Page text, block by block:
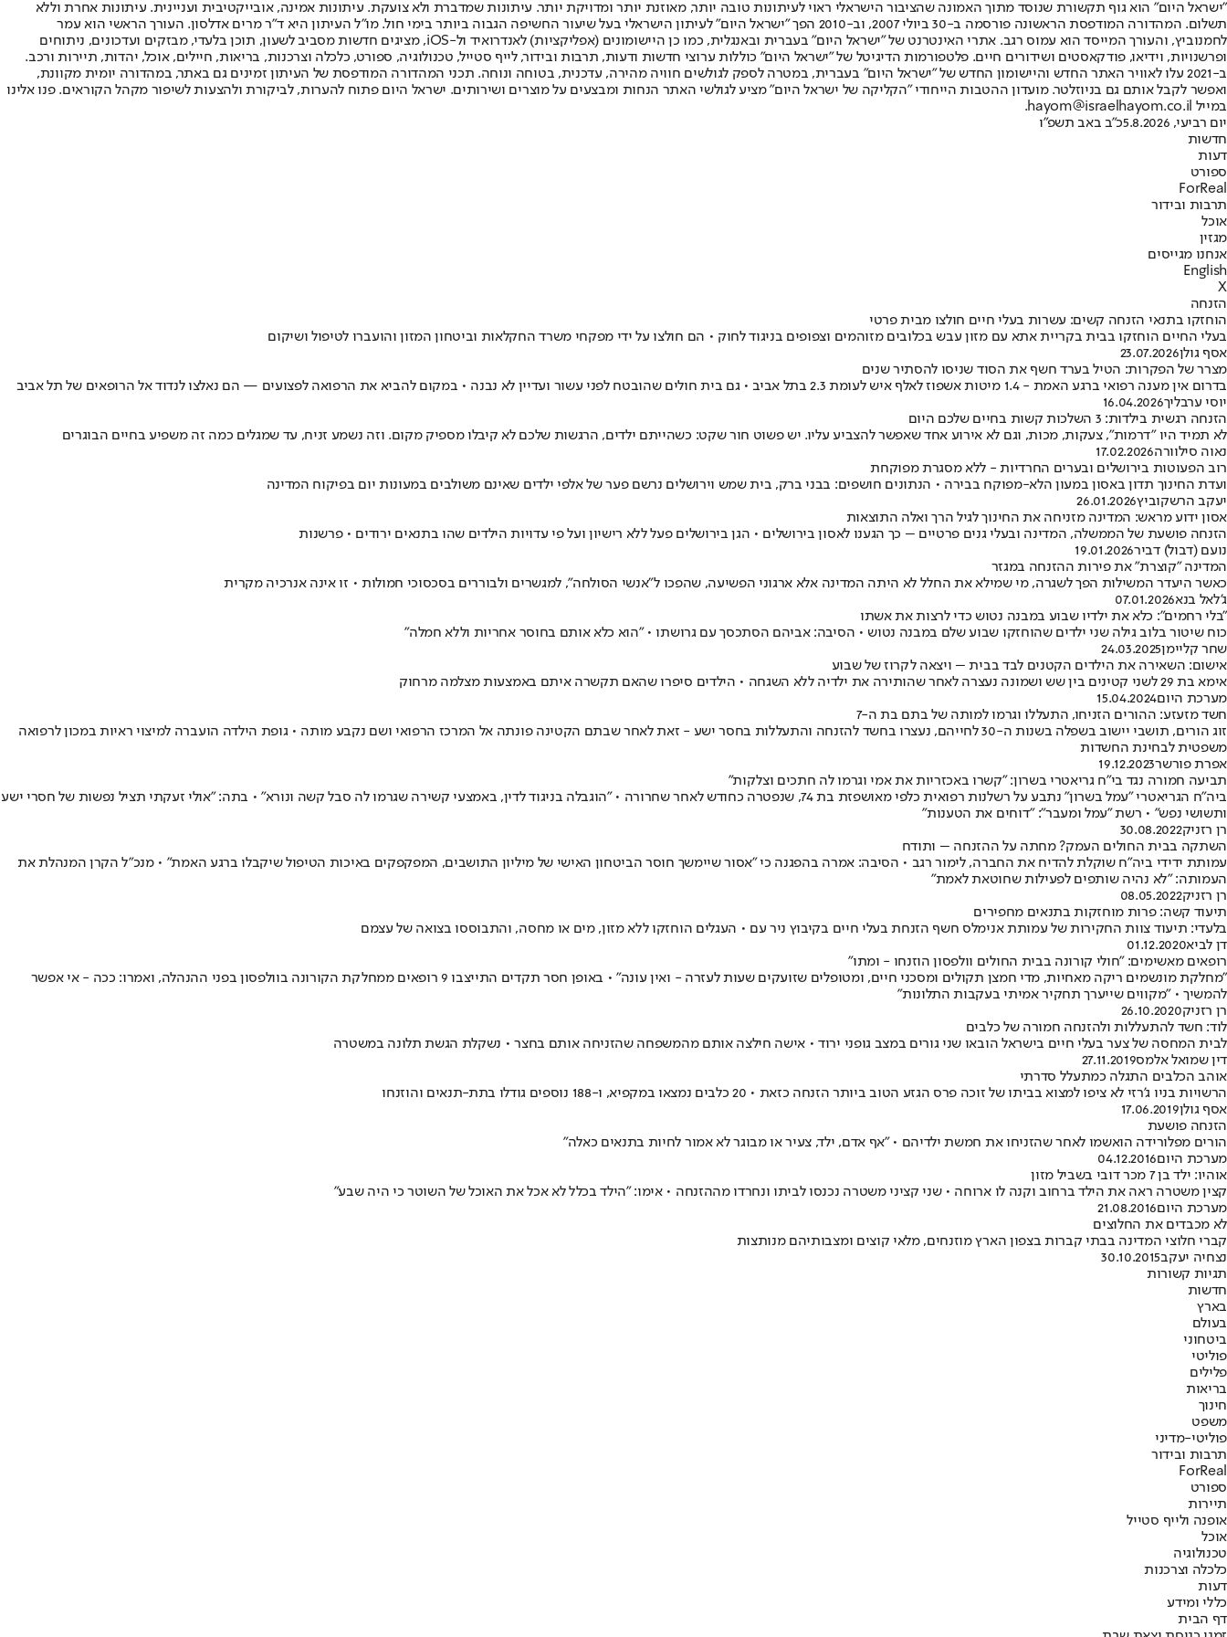
"ישראל היום" הוא גוף תקשורת שנוסד מתוך האמונה שהציבור הישראלי ראוי לעיתונות טובה יותר, מאוזנת יותר ומדויקת יותר. עיתונות שמדברת ולא צועקת. עיתונות אמינה, אובייקטיבית ועניינית. עיתונות אחרת וללא
תשלום. המהדורה המודפסת הראשונה פורסמה ב-30 ביולי 2007, וב-2010 הפך "ישראל היום" לעיתון הישראלי בעל שיעור החשיפה הגבוה ביותר בימי חול. מו"ל העיתון היא ד"ר מרים אדלסון. העורך הראשי הוא עמר
לחמנוביץ, והעורך המייסד הוא עמוס רגב. אתרי האינטרנט של "ישראל היום" בעברית ובאנגלית, כמו כן היישומונים (אפליקציות) לאנדרואיד ול-iOS, מציגים חדשות מסביב לשעון, תוכן בלעדי, מבזקים ועדכונים, ניתוחים
ופרשנויות, וידיאו, פודקאסטים ושידורים חיים. פלטפורמות הדיגיטל של "ישראל היום" כוללות ערוצי חדשות ודעות, תרבות ובידור, לייף סטייל, טכנולוגיה, ספורט, כלכלה וצרכנות, בריאות, חיילים, אוכל, יהדות, תיירות ורכב.
ב-2021 עלו לאוויר האתר החדש והיישומון החדש של "ישראל היום" בעברית, במטרה לספק לגולשים חוויה מהירה, עדכנית, בטוחה ונוחה. תכני המהדורה המודפסת של העיתון זמינים גם באתר, במהדורה יומית מקוונת,
ואפשר לקבל אותם גם בניוזלטר. מועדון ההטבות הייחודי "הקליקה של ישראל היום" מציע לגולשי האתר הנחות ומבצעים על מוצרים ושירותים. ישראל היום פתוח להערות, לביקורת ולהצעות לשיפור מקהל הקוראים. פנו אלינו
במייל hayom@israelhayom.co.il.
יום רביעי, 5.8.2026
כ"ב באב תשפ"ו
חדשות
דעות
ספורט
ForReal
תרבות ובידור
אוכל
מגזין
אנחנו מגייסים
English
X
הזנחה
הוחזקו בתנאי הזנחה קשים: עשרות בעלי חיים חולצו מבית פרטי
בעלי החיים הוחזקו בבית בקריית אתא עם מזון עבש בכלובים מזוהמים וצפופים בניגוד לחוק • הם חולצו על ידי מפקחי משרד החקלאות וביטחון המזון והועברו לטיפול ושיקום
אסף גולן23.07.2026
מצרר של הפקרות: הטיל בערד חשף את הסוד שניסו להסתיר שנים
בדרום אין מענה רפואי ברגע האמת - 1.4 מיטות אשפוז לאלף איש לעומת 2.3 בתל אביב • גם בית חולים שהובטח לפני עשור ועדיין לא נבנה • במקום להביא את הרפואה לפצועים — הם נאלצו לנדוד אל הרופאים של תל אביב
יוסי ערבליך16.04.2026
הזנחה רגשית בילדות: 3 השלכות קשות בחיים שלכם היום
לא תמיד היו "דרמות", צעקות, מכות, וגם לא אירוע אחד שאפשר להצביע עליו. יש פשוט חור שקט: כשהייתם ילדים, הרגשות שלכם לא קיבלו מספיק מקום. וזה נשמע זניח, עד שמגלים כמה זה משפיע בחיים הבוגרים
נאוה סילוורה17.02.2026
רוב הפעוטות בירושלים ובערים החרדיות - ללא מסגרת מפוקחת
ועדת החינוך תדון באסון במעון הלא-מפוקח בבירה • הנתונים חושפים: בבני ברק, בית שמש וירושלים נרשם פער של אלפי ילדים שאינם משולבים במעונות יום בפיקוח המדינה
יעקב הרשקוביץ26.01.2026
אסון ידוע מראש: המדינה מזניחה את החינוך לגיל הרך ואלה התוצאות
הזנחה פושעת של הממשלה, המדינה ובעלי גנים פרטיים – כך הגענו לאסון בירושלים • הגן בירושלים פעל ללא רישיון ועל פי עדויות הילדים שהו בתנאים ירודים • פרשנות
נועם (דבול) דביר19.01.2026
המדינה "קוצרת" את פירות ההזנחה במגזר
כאשר היעדר המשילות הפך לשגרה, מי שמילא את החלל לא היתה המדינה אלא ארגוני הפשיעה, שהפכו ל"אנשי הסולחה", למגשרים ולבוררים בסכסוכי חמולות • זו אינה אנרכיה מקרית
ג'לאל בנא07.01.2026
"בלי רחמים": כלא את ילדיו שבוע במבנה נטוש כדי לרצות את אשתו
כוח שיטור בלוב גילה שני ילדים שהוחזקו שבוע שלם במבנה נטוש • הסיבה: אביהם הסתכסך עם גרושתו • "הוא כלא אותם בחוסר אחריות וללא חמלה"
שחר קליימן24.03.2025
אישום: השאירה את הילדים הקטנים לבד בבית – ויצאה לקרוז של שבוע
אימא בת 29 לשני קטינים בין שש ושמונה נעצרה לאחר שהותירה את ילדיה ללא השגחה • הילדים סיפרו שהאם תקשרה איתם באמצעות מצלמה מרחוק
מערכת היום15.04.2024
חשד מזעזע: ההורים הזניחו, התעללו וגרמו למותה של בתם בת ה-7
זוג הורים, תושבי יישוב בשפלה בשנות ה-30 לחייהם, נעצרו בחשד להזנחה והתעללות בחסר ישע - זאת לאחר שבתם הקטינה פונתה אל המרכז הרפואי ושם נקבע מותה • גופת הילדה הועברה למיצוי ראיות במכון לרפואה
משפטית לבחינת החשדות
אפרת פורשר19.12.2023
תביעה חמורה נגד בי"ח גריאטרי בשרון: "קשרו באכזריות את אמי וגרמו לה חתכים וצלקות"
ביה"ח הגריאטרי "עמל בשרון" נתבע על רשלנות רפואית כלפי מאושפזת בת 74, שנפטרה כחודש לאחר שחרורה • "הוגבלה בניגוד לדין, באמצעי קשירה שגרמו לה סבל קשה ונורא" • בתה: "אולי זעקתי תציל נפשות של חסרי ישע
ותשושי נפש" • רשת "עמל ומעבר": "דוחים את הטענות"
רן רזניק30.08.2022
השתקה בבית החולים העמק? מחתה על ההזנחה – ותודח
עמותת ידידי ביה"ח שוקלת להדיח את החברה, לימור רגב • הסיבה: אמרה בהפגנה כי "אסור שיימשך חוסר הביטחון האישי של מיליון התושבים, המפקפקים באיכות הטיפול שיקבלו ברגע האמת" • מנכ"ל הקרן המנהלת את
העמותה: "לא נהיה שותפים לפעילות שחוטאת לאמת"
רן רזניק08.05.2022
תיעוד קשה: פרות מוחזקות בתנאים מחפירים
בלעדי: תיעוד צוות החקירות של עמותת אנימלס חשף הזנחת בעלי חיים בקיבוץ ניר עם • העגלים הוחזקו ללא מזון, מים או מחסה, והתבוססו בצואה של עצמם
דן לביא01.12.2020
רופאים מאשימים: "חולי קורונה בבית החולים וולפסון הוזנחו - ומתו"
"מחלקת מונשמים ריקה מאחיות, מדי חמצן תקולים ומסכני חיים, ומטופלים שזועקים שעות לעזרה - ואין עונה" • באופן חסר תקדים התייצבו 9 רופאים ממחלקת הקורונה בוולפסון בפני ההנהלה, ואמרו: ככה - אי אפשר
להמשיך • "מקווים שייערך תחקיר אמיתי בעקבות התלונות"
רן רזניק26.10.2020
לוד: חשד להתעללות ולהזנחה חמורה של כלבים
לבית המחסה של צער בעלי חיים בישראל הובאו שני גורים במצב גופני ירוד • אישה חילצה אותם מהמשפחה שהזניחה אותם בחצר • נשקלת הגשת תלונה במשטרה
דין שמואל אלמס27.11.2019
אוהב הכלבים התגלה כמתעלל סדרתי
הרשויות בניו ג'רזי לא ציפו למצוא בביתו של זוכה פרס הגזע הטוב ביותר הזנחה כזאת • 20 כלבים נמצאו במקפיא, ו-188 נוספים גודלו בתת-תנאים והוזנחו
אסף גולן17.06.2019
הזנחה פושעת
הורים מפלורידה הואשמו לאחר שהזניחו את חמשת ילדיהם • "אף אדם, ילד, צעיר או מבוגר לא אמור לחיות בתנאים כאלה"
מערכת היום04.12.2016
אוהיו: ילד בן 7 מכר דובי בשביל מזון
קצין משטרה ראה את הילד ברחוב וקנה לו ארוחה • שני קציני משטרה נכנסו לביתו ונחרדו מההזנחה • אימו: "הילד בכלל לא אכל את האוכל של השוטר כי היה שבע"
מערכת היום21.08.2016
לא מכבדים את החלוצים
קברי חלוצי המדינה בבתי קברות בצפון הארץ מוזנחים, מלאי קוצים ומצבותיהם מנותצות
נצחיה יעקב30.10.2015
תגיות קשורות
חדשות
בארץ
בעולם
ביטחוני
פוליטי
פלילים
בריאות
חינוך
משפט
פוליטי-מדיני
תרבות ובידור
ForReal
ספורט
תיירות
אופנה ולייף סטייל
אוכל
טכנולוגיה
כלכלה וצרכנות
דעות
כללי ומידע
דף הבית